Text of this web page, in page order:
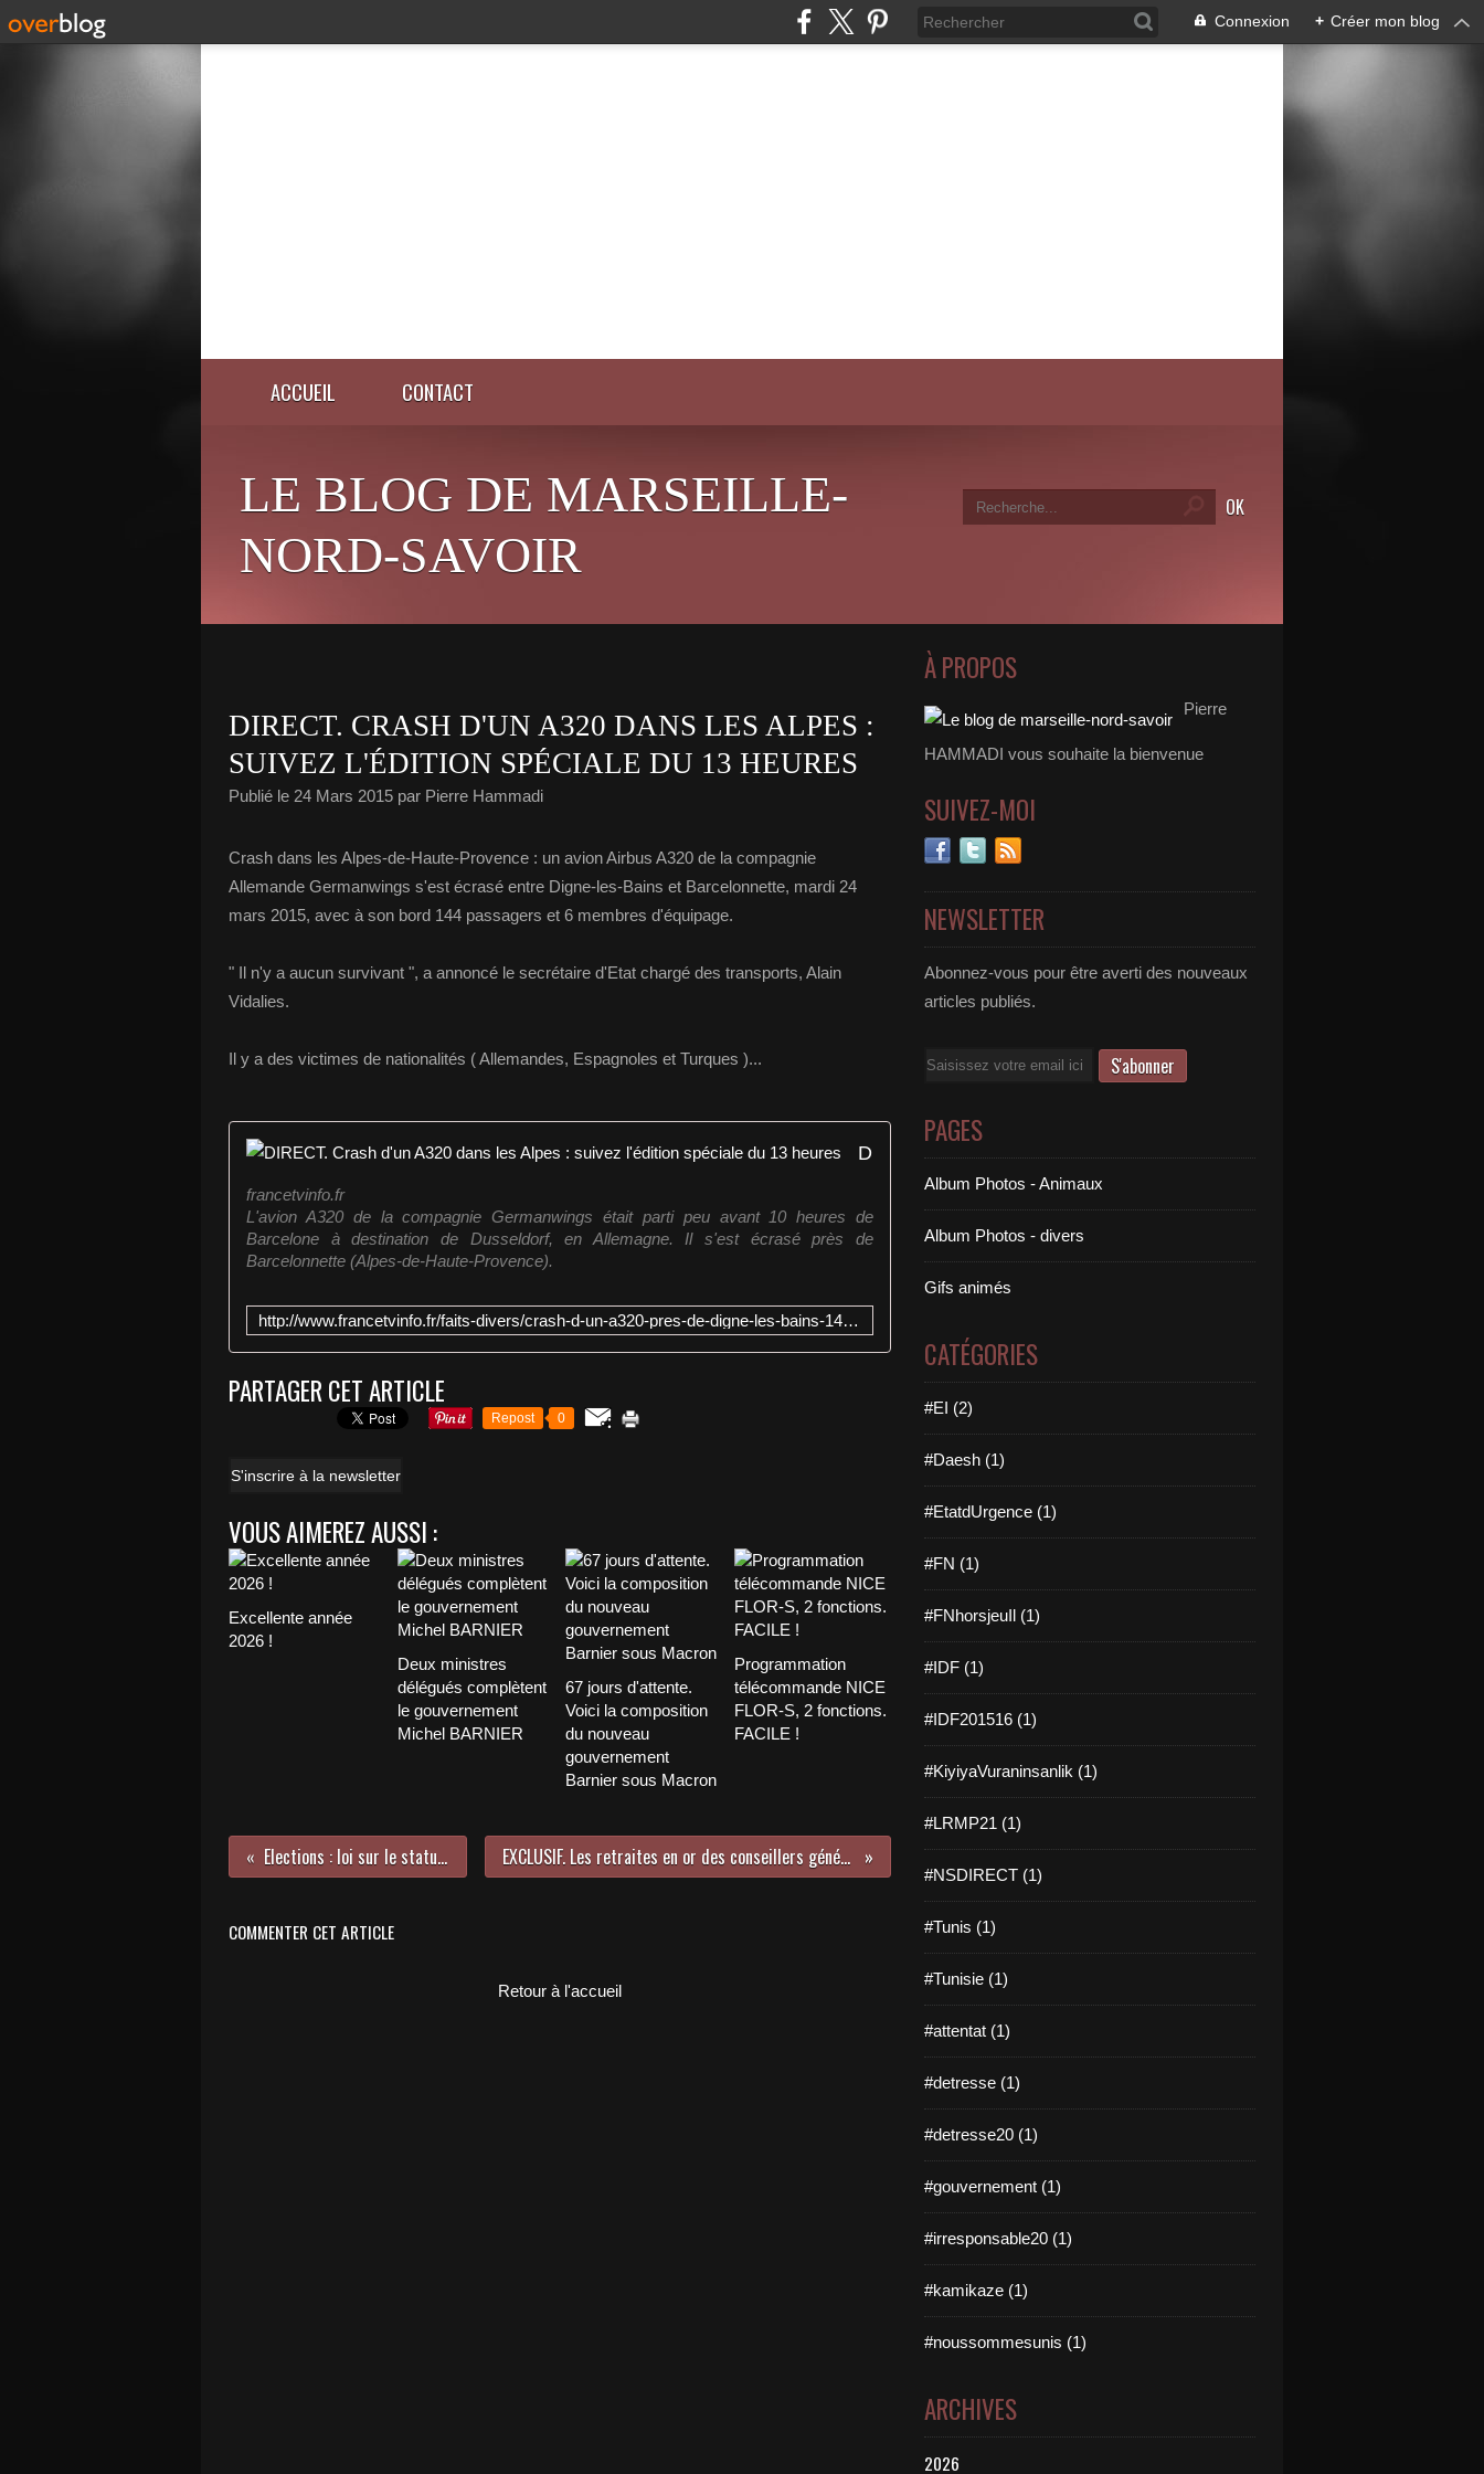
Connexion + Créer mon blog
ACCUEIL CONTACT
LE BLOG DE MARSEILLE-
NORD-SAVOIR
DIRECT. CRASH D'UN A320 DANS LES ALPES :
SUIVEZ L'ÉDITION SPÉCIALE DU 13 HEURES
Publié le 24 Mars 2015 par Pierre Hammadi
Crash dans les Alpes-de-Haute-Provence : un avion Airbus A320 de la compagnie
Allemande Germanwings s'est écrasé entre Digne-les-Bains et Barcelonnette, mardi 24
mars 2015, avec à son bord 144 passagers et 6 membres d'équipage.
" Il n'y a aucun survivant ", a annoncé le secrétaire d'Etat chargé des transports, Alain
Vidalies.
Il y a des victimes de nationalités ( Allemandes, Espagnoles et Turques )...
francetvinfo.fr
L'avion A320 de la compagnie Germanwings était parti peu avant 10 heures de
Barcelone à destination de Dusseldorf, en Allemagne. Il s'est écrasé près de
Barcelonnette (Alpes-de-Haute-Provence).
http://www.francetvinfo.fr/faits-divers/crash-d-un-a320-pres-de-digne-les-bains-148-personnes-a-bord-suivez-la-situation-en-direct_857397.html
PARTAGER CET ARTICLE
Repost 0
S'inscrire à la newsletter
VOUS AIMEREZ AUSSI :
Excellente année
2026 !
Deux ministres
délégués complètent
le gouvernement
Michel BARNIER
67 jours d'attente.
Voici la composition
du nouveau
gouvernement
Barnier sous Macron
Programmation
télécommande NICE
FLOR-S, 2 fonctions.
FACILE !
Elections : loi sur le statut de l'élu EXCLUSIF. Les retraites en or des conseillers généraux de l'Yonne
COMMENTER CET ARTICLE
Retour à l'accueil
À PROPOS
Pierre
HAMMADI vous souhaite la bienvenue
SUIVEZ-MOI
NEWSLETTER
Abonnez-vous pour être averti des nouveaux
articles publiés.
Email
PAGES
Album Photos - Animaux
Album Photos - divers
Gifs animés
CATÉGORIES
#EI (2)
#Daesh (1)
#EtatdUrgence (1)
#FN (1)
#FNhorsjeuIl (1)
#IDF (1)
#IDF201516 (1)
#KiyiyaVuraninsanlik (1)
#LRMP21 (1)
#NSDIRECT (1)
#Tunis (1)
#Tunisie (1)
#attentat (1)
#detresse (1)
#detresse20 (1)
#gouvernement (1)
#irresponsable20 (1)
#kamikaze (1)
#noussommesunis (1)
ARCHIVES
2026